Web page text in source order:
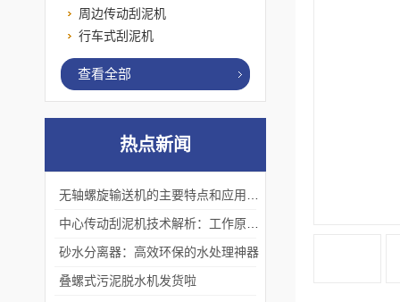
周边传动刮泥机
行车式刮泥机
查看全部
热点新闻
砂水分离器：高效环保的水处理神器
叠螺式污泥脱水机发货啦